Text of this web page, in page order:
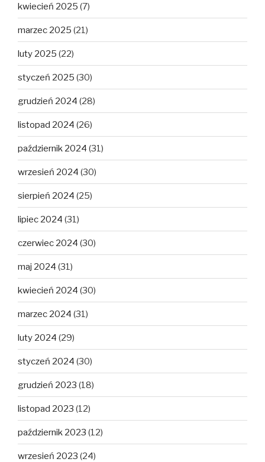
kwiecień 2025 (7)
marzec 2025 (21)
luty 2025 (22)
styczeń 2025 (30)
grudzień 2024 (28)
listopad 2024 (26)
październik 2024 (31)
wrzesień 2024 (30)
sierpień 2024 (25)
lipiec 2024 (31)
czerwiec 2024 (30)
maj 2024 (31)
kwiecień 2024 (30)
marzec 2024 (31)
luty 2024 (29)
styczeń 2024 (30)
grudzień 2023 (18)
listopad 2023 (12)
październik 2023 (12)
wrzesień 2023 (24)